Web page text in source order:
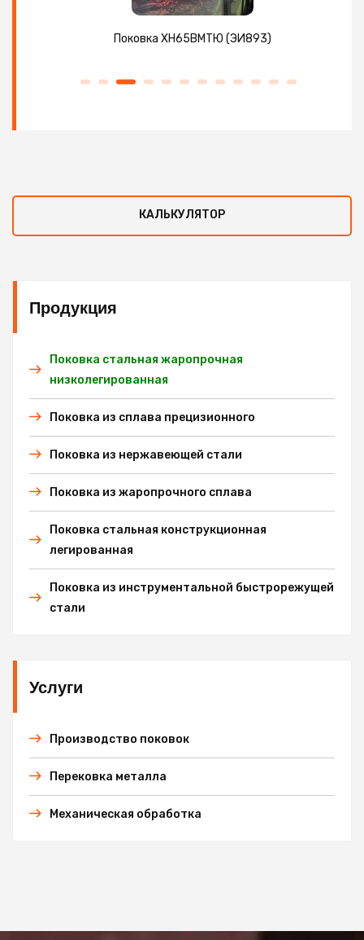
Поковка ХН65ВМТЮ (ЭИ893)
КАЛЬКУЛЯТОР
Продукция
Поковка стальная жаропрочная
низколегированная
Поковка из сплава прецизионного
Поковка из нержавеющей стали
Поковка из жаропрочного сплава
Поковка стальная конструкционная
легированная
Поковка из инструментальной быстрорежущей
стали
Услуги
Производство поковок
Перековка металла
Механическая обработка